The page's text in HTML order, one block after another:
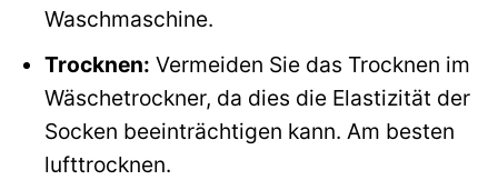
Waschmaschine.
Trocknen: Vermeiden Sie das Trocknen im
Wäschetrockner, da dies die Elastizität der
Socken beeinträchtigen kann. Am besten
lufttrocknen.